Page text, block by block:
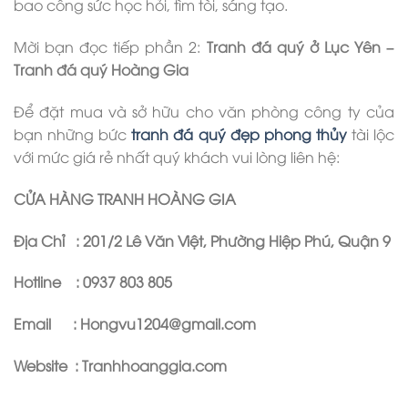
bao công sức học hỏi, tìm tòi, sáng tạo.
Mời bạn đọc tiếp phần 2: Tranh đá quý ở Lục Yên –
Tranh đá quý Hoàng Gia
Để đặt mua và sở hữu cho văn phòng công ty của
bạn những bứctranh đá quý đẹp phong thủytài lộc
với mức giá rẻ nhất quý khách vui lòng liên hệ:
CỬA HÀNG TRANH HOÀNG GIA
Địa Chỉ : 201/2 Lê Văn Việt, Phường Hiệp Phú, Quận 9
Hotline : 0937 803 805
Email : Hongvu1204@gmail.com
Website : Tranhhoanggia.com